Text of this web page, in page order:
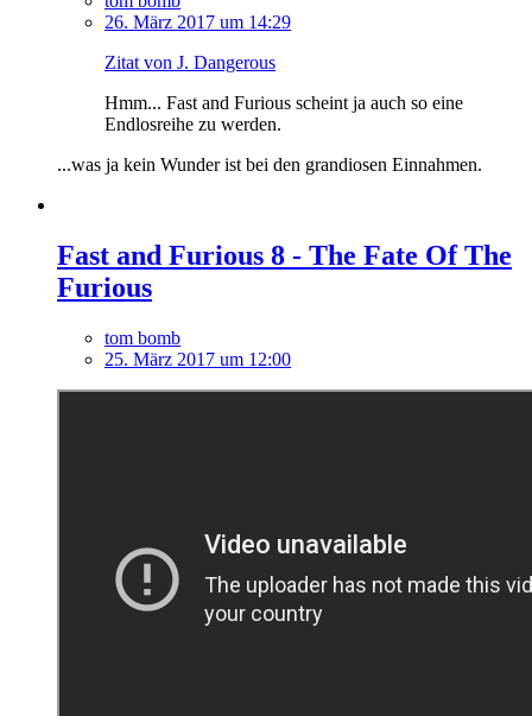
26. März 2017 um 14:29
Zitat von J. Dangerous
Hmm... Fast and Furious scheint ja auch so eine
Endlosreihe zu werden.
...was ja kein Wunder ist bei den grandiosen Einnahmen.
Fast and Furious 8 - The Fate Of The
Furious
tom bomb
25. März 2017 um 12:00